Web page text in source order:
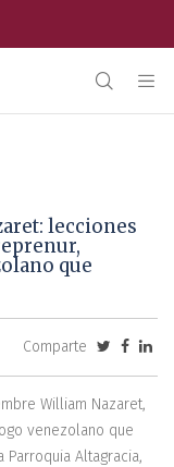
lecciones
que
Comparte
William Nazaret,
venezolano que
Altagracia,